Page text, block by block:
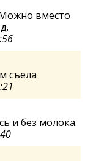
вместо
съела
и без молока.